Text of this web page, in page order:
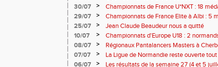
30/07
>
Championnats de France U*NXT : 18
29/07
>
Championnats de France Elite à Albi : 5
titres !
25/07 >
Jean Claude Beaudeur nous a quitté
10/07
>
Championnats d'Europe U18 : 2
08/07
>
Régionaux Pantalancers Masters à
07/07
>
La Ligue de Normandie reste ouverte tout
06/07
>
Les résultats de la semaine 27 (4 et 5